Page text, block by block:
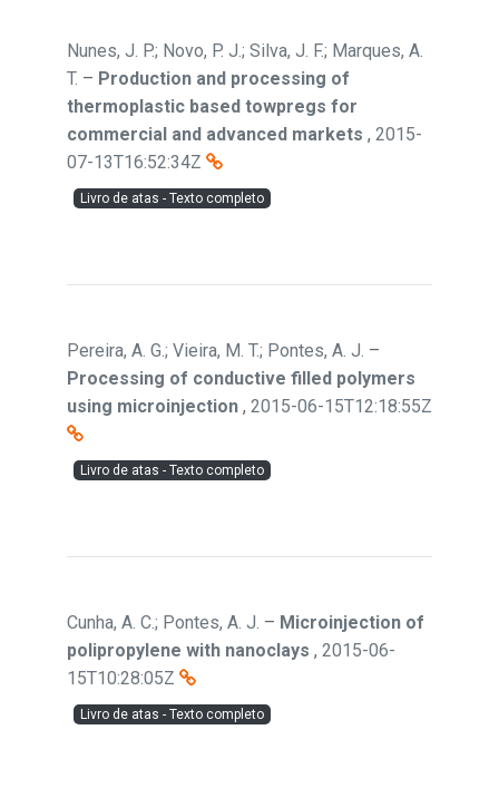
Nunes, J. P.; Novo, P. J.; Silva, J. F.; Marques, A.
T. – Production and processing of
thermoplastic based towpregs for
commercial and advanced markets , 2015-
07-13T16:52:34Z
Livro de atas - Texto completo
Pereira, A. G.; Vieira, M. T.; Pontes, A. J. –
Processing of conductive filled polymers
using microinjection , 2015-06-15T12:18:55Z
Livro de atas - Texto completo
Cunha, A. C.; Pontes, A. J. – Microinjection of
polipropylene with nanoclays , 2015-06-
15T10:28:05Z
Livro de atas - Texto completo